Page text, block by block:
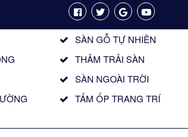
SÀN GỖ TỰ NHIÊN
THẢM TRẢI SÀN
SÀN NGOÀI TRỜI
TẤM ỐP TRANG TRÍ